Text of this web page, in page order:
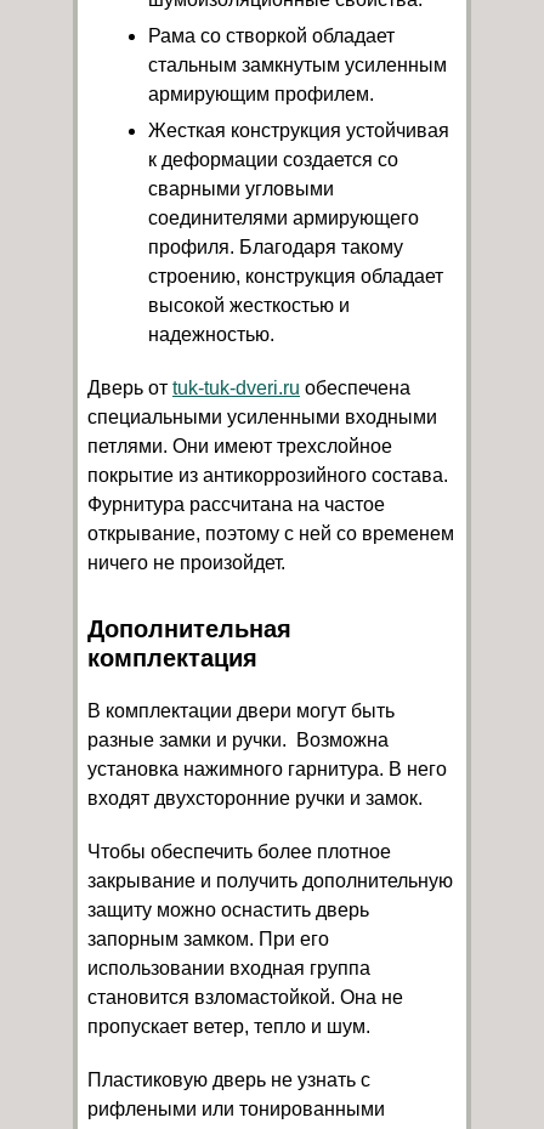
Рама со створкой обладает
стальным замкнутым усиленным
армирующим профилем.
Жесткая конструкция устойчивая
к деформации создается со
сварными угловыми
соединителями армирующего
профиля. Благодаря такому
строению, конструкция обладает
высокой жесткостью и
надежностью.
Дверь от tuk-tuk-dveri.ru обеспечена
специальными усиленными входными
петлями. Они имеют трехслойное
покрытие из антикоррозийного состава.
Фурнитура рассчитана на частое
открывание, поэтому с ней со временем
ничего не произойдет.
Дополнительная
комплектация
В комплектации двери могут быть
разные замки и ручки. Возможна
установка нажимного гарнитура. В него
входят двухсторонние ручки и замок.
Чтобы обеспечить более плотное
закрывание и получить дополнительную
защиту можно оснастить дверь
запорным замком. При его
использовании входная группа
становится взломастойкой. Она не
пропускает ветер, тепло и шум.
Пластиковую дверь не узнать с
рифлеными или тонированными